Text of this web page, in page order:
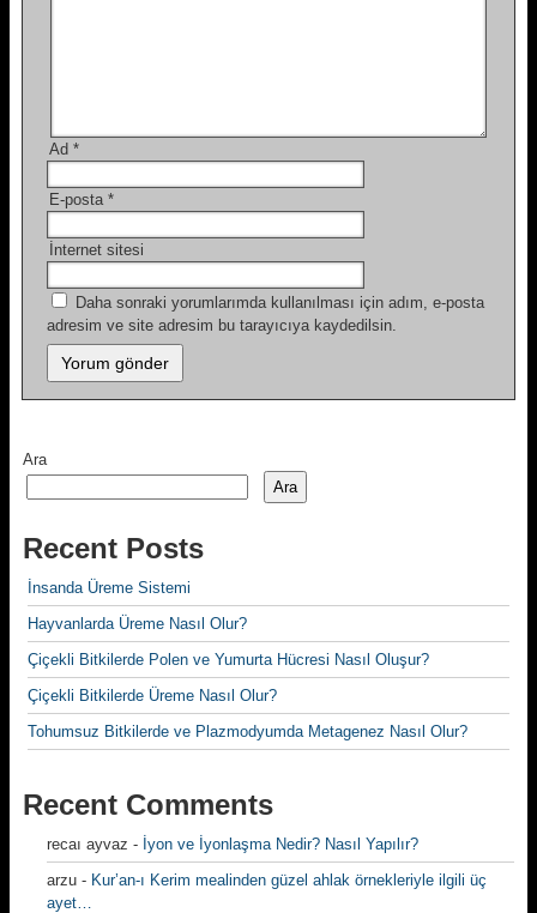
Ad *
E-posta *
İnternet sitesi
Daha sonraki yorumlarımda kullanılması için adım, e-posta
adresim ve site adresim bu tarayıcıya kaydedilsin.
Ara
Ara
Recent Posts
İnsanda Üreme Sistemi
Hayvanlarda Üreme Nasıl Olur?
Çiçekli Bitkilerde Polen ve Yumurta Hücresi Nasıl Oluşur?
Çiçekli Bitkilerde Üreme Nasıl Olur?
Tohumsuz Bitkilerde ve Plazmodyumda Metagenez Nasıl Olur?
Recent Comments
recaı ayvaz - İyon ve İyonlaşma Nedir? Nasıl Yapılır?
arzu - Kur’an-ı Kerim mealinden güzel ahlak örnekleriyle ilgili üç
ayet…